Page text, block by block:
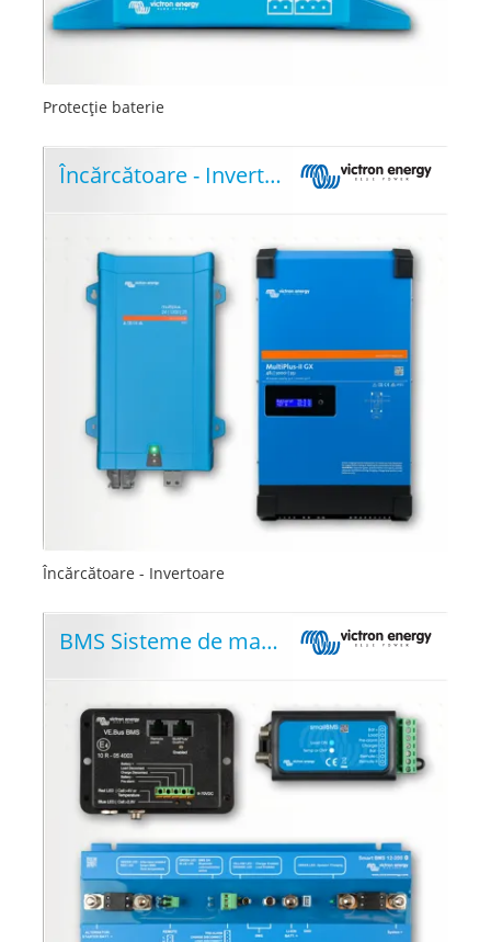
Protecție baterie
Încărcătoare - Invertoare
Încărcătoare - Invertoare
BMS Sisteme de management al bateriei